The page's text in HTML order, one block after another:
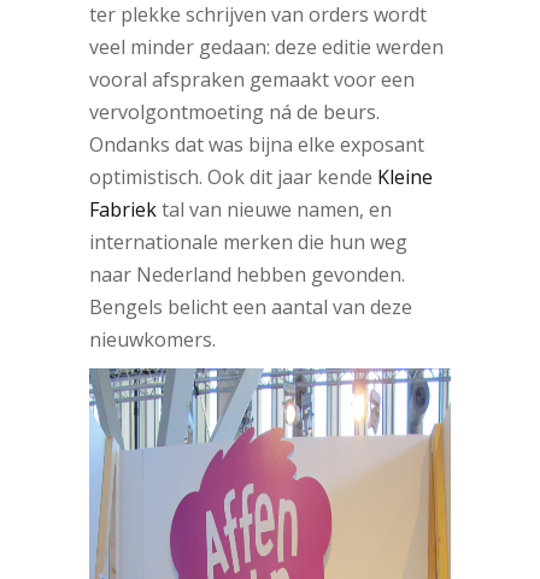
ter plekke schrijven van orders wordt
veel minder gedaan: deze editie werden
vooral afspraken gemaakt voor een
vervolgontmoeting ná de beurs.
Ondanks dat was bijna elke exposant
optimistisch. Ook dit jaar kende Kleine
Fabriektal van nieuwe namen, en
internationale merken die hun weg
naar Nederland hebben gevonden.
Bengels belicht een aantal van deze
nieuwkomers.